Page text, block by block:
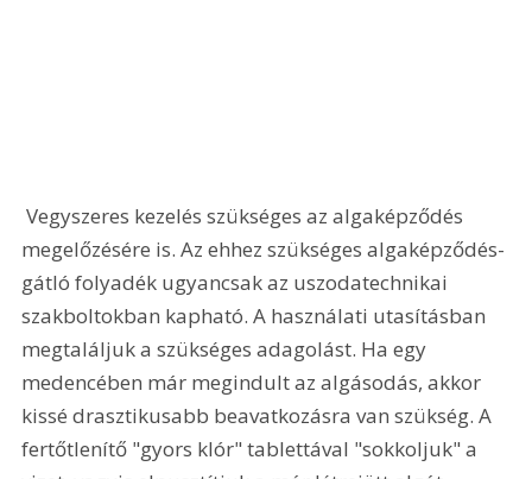
Vegyszeres kezelés szükséges az algaképződés
megelőzésére is. Az ehhez szükséges algaképződés-
gátló folyadék ugyancsak az uszodatechnikai
szakboltokban kapható. A használati utasításban
megtaláljuk a szükséges adagolást. Ha egy
medencében már megindult az algásodás, akkor
kissé drasztikusabb beavatkozásra van szükség. A
fertőtlenítő "gyors klór" tablettával "sokkoljuk" a